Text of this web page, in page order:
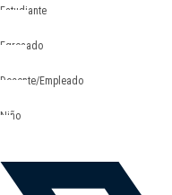
Estudiante
Egresado
Docente/Empleado
Niño